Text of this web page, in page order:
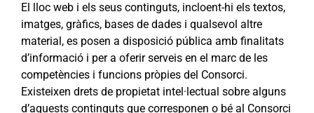
El lloc web i els seus continguts, incloent-hi els textos,
imatges, gràfics, bases de dades i qualsevol altre
material, es posen a disposició pública amb finalitats
d’informació i per a oferir serveis en el marc de les
competències i funcions pròpies del Consorci.
Existeixen drets de propietat intel·lectual sobre alguns
d’aquests continguts que corresponen o bé al Consorci